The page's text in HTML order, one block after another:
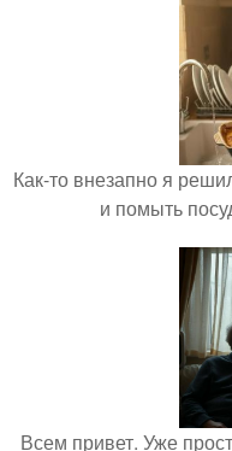
Как-то внезапно я
и помыть
Всем привет. Уже